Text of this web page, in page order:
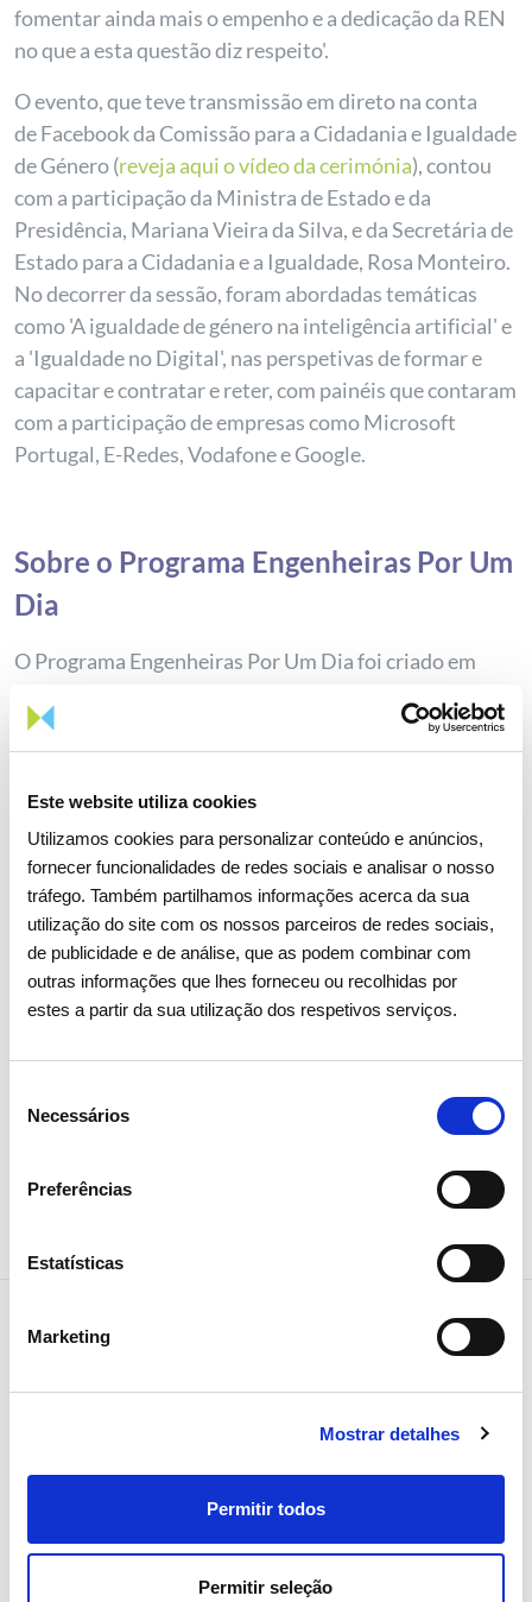
Este website utiliza cookies
Utilizamos cookies para personalizar conteúdo e anúncios,
fornecer funcionalidades de redes sociais e analisar o nosso
tráfego. Também partilhamos informações acerca da sua
utilização do site com os nossos parceiros de redes sociais,
de publicidade e de análise, que as podem combinar com
outras informações que lhes forneceu ou recolhidas por
estes a partir da sua utilização dos respetivos serviços.
Necessários
Preferências
Estatísticas
Marketing
Mostrar detalhes
Permitir todos
Permitir seleção
fomentar ainda mais o empenho e a dedicação da REN
no que a esta questão diz respeito'.
O evento, que teve transmissão em direto na conta
de Facebook da Comissão para a Cidadania e Igualdade
de Género (reveja aqui o vídeo da cerimónia), contou
com a participação da Ministra de Estado e da
Presidência, Mariana Vieira da Silva, e da Secretária de
Estado para a Cidadania e a Igualdade, Rosa Monteiro.
No decorrer da sessão, foram abordadas temáticas
como 'A igualdade de género na inteligência artificial' e
a 'Igualdade no Digital', nas perspetivas de formar e
capacitar e contratar e reter, com painéis que contaram
com a participação de empresas como Microsoft
Portugal, E-Redes, Vodafone e Google.
Sobre o Programa Engenheiras Por Um
Dia
O Programa Engenheiras Por Um Dia foi criado em
a Igualdade de Género, em articulação com a Carta
Portuguesa para a Diversidade, o Instituto Superior
Técnico e a Ordem dos Engenheiros, está integrado na
Discriminação - Portugal Mais Igual e no Plano de
Ação para a Transição Digital. Atualmente, integra 74
entidades parceiras, 45 escolas básicas e secundárias e
15 instituições de Ensino Superior. Desde a sua origem
já chegou a 10.411 jovens dos Ensinos Básico e
Secundário.